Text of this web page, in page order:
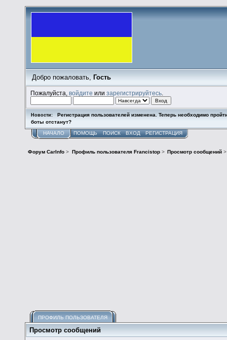
Добро пожаловать, Гость
Пожалуйста,войдите илизарегистрируйтесь
Новости:
Регистрация пользователей изменена. Теперь необходимо
боты отстанут?
НАЧАЛО ПОМОЩЬ ПОИСК ВХОД РЕГИСТРАЦИЯ
Форум CarInfo > Профиль пользователя Francistop> Просмотр сообщений>
ПРОФИЛЬ ПОЛЬЗОВАТЕЛЯ
Просмотр сообщений